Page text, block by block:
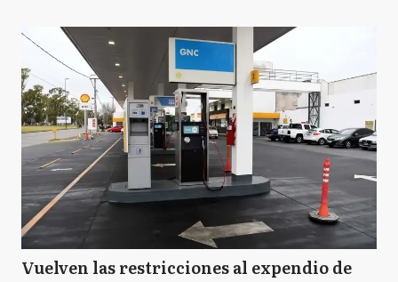
Vuelven las restricciones al expendio de